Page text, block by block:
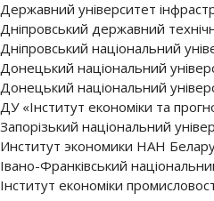
Державний університет
Дніпровський державний
Дніпровський національний
Донецький національний
Донецький національний
ДУ «Інститут економіки та
Запорізький національний
Институт экономики НАН
Івано-Франківський
Інститут економіки